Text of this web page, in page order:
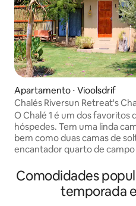
Apartamento ⋅ Vioolsdrif
Chalés Riversun Retreat's
O Chalé 1 é um dos favoritos
hóspedes. Tem uma linda
bem como duas camas de
encantador quarto de campo
alguns R&R. O quarto
decoração pitoresca com
comodidades modernas,
Comodidades
temporada